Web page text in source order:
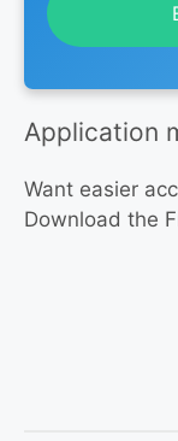
Application
Want easier
Download the